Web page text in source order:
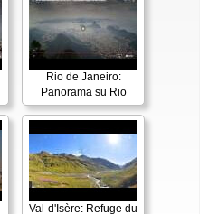
Rio de Janeiro:
Panorama su Rio
Val-d'Isère: Refuge du